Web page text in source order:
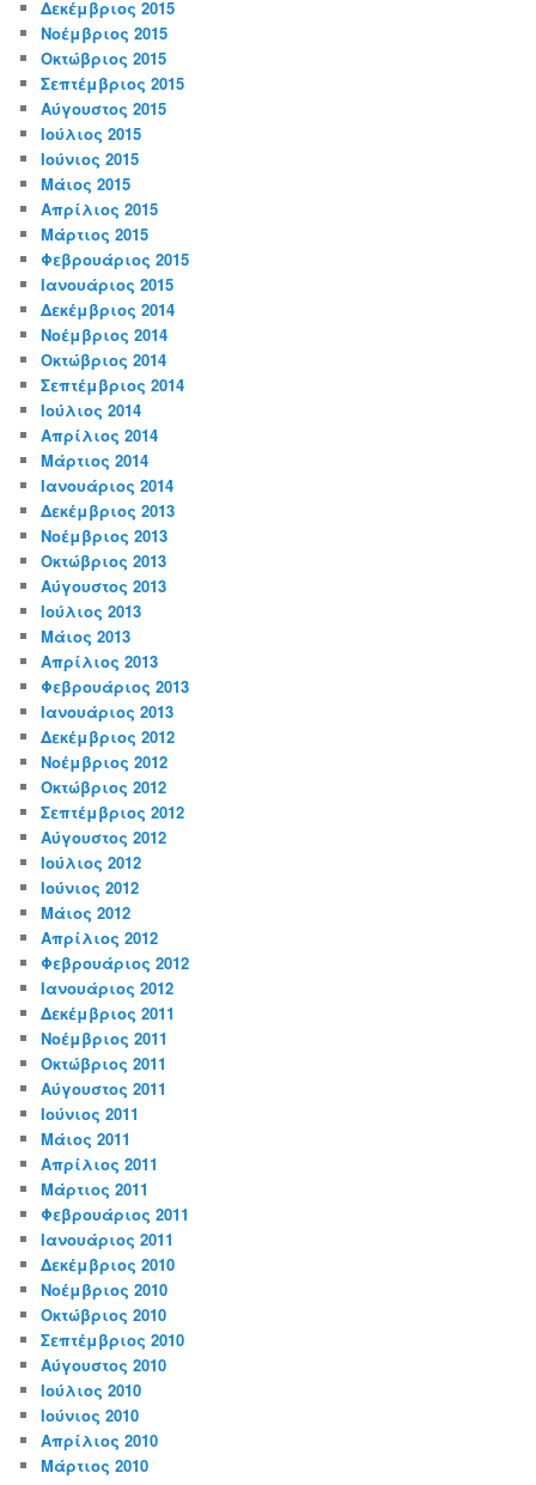
Δεκέμβριος 2015
Νοέμβριος 2015
Οκτώβριος 2015
Σεπτέμβριος 2015
Αύγουστος 2015
Ιούλιος 2015
Ιούνιος 2015
Μάιος 2015
Απρίλιος 2015
Μάρτιος 2015
Φεβρουάριος 2015
Ιανουάριος 2015
Δεκέμβριος 2014
Νοέμβριος 2014
Οκτώβριος 2014
Σεπτέμβριος 2014
Ιούλιος 2014
Απρίλιος 2014
Μάρτιος 2014
Ιανουάριος 2014
Δεκέμβριος 2013
Νοέμβριος 2013
Οκτώβριος 2013
Αύγουστος 2013
Ιούλιος 2013
Μάιος 2013
Απρίλιος 2013
Φεβρουάριος 2013
Ιανουάριος 2013
Δεκέμβριος 2012
Νοέμβριος 2012
Οκτώβριος 2012
Σεπτέμβριος 2012
Αύγουστος 2012
Ιούλιος 2012
Ιούνιος 2012
Μάιος 2012
Απρίλιος 2012
Φεβρουάριος 2012
Ιανουάριος 2012
Δεκέμβριος 2011
Νοέμβριος 2011
Οκτώβριος 2011
Αύγουστος 2011
Ιούνιος 2011
Μάιος 2011
Απρίλιος 2011
Μάρτιος 2011
Φεβρουάριος 2011
Ιανουάριος 2011
Δεκέμβριος 2010
Νοέμβριος 2010
Οκτώβριος 2010
Σεπτέμβριος 2010
Αύγουστος 2010
Ιούλιος 2010
Ιούνιος 2010
Απρίλιος 2010
Μάρτιος 2010